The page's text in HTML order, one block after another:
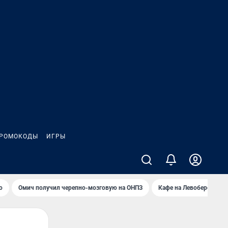
ИГРЫ
Омич получил черепно-мозговую на ОНПЗ Кафе на Левобережье